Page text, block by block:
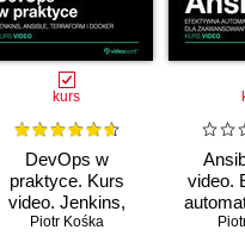
kurs
DevOps w
praktyce. Kurs
video. Jenkins,
Ansible, Terraform i
Piotr Kośka
video.